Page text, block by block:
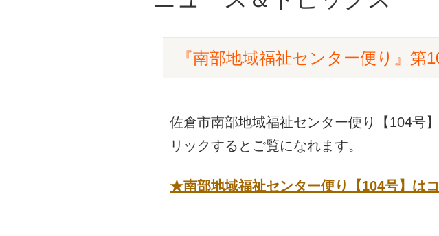
『南部地域福祉センター便り』第
佐倉市南部地域福祉センター便り【104号
リックするとご覧になれます。
★南部地域福祉センター便り【104号】は